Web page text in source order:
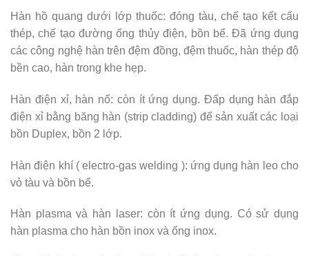
Hàn hồ quang dưới lớp thuốc: đóng tàu, chế tạo kết cấu
thép, chế tạo đường ống thủy điện, bồn bể. Đã ứng dụng
các công nghệ hàn trên đệm đồng, đệm thuốc, hàn thép độ
bền cao, hàn trong khe hẹp.
Hàn điện xỉ, hàn nổ: còn ít ứng dụng. Đấp dụng hàn đắp
điện xỉ bằng băng hàn (strip cladding) để sản xuất các loại
bồn Duplex, bồn 2 lớp.
Hàn điện khí ( electro-gas welding ): ứng dụng hàn leo cho
vỏ tàu và bồn bể.
Hàn plasma và hàn laser: còn ít ứng dụng. Có sử dụng
hàn plasma cho hàn bồn inox và ống inox.